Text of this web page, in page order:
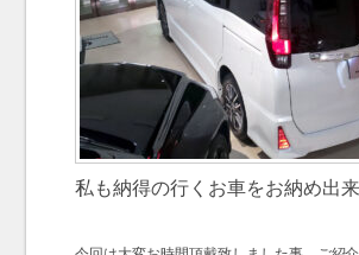
私も納得の行くお車をお納め出来